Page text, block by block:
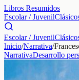
Libros Resumidos
Escolar / Juvenil
Escolar / Juvenil
Inicio/Narrativa/
NarrativaDesarrollo